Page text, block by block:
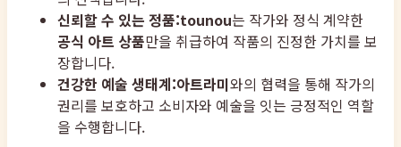
신뢰할 수 있는 정품:tounou는 작가와 정식 계약한
공식 아트 상품만을 취급하여 작품의 진정한 가치를 보
장합니다.
건강한 예술 생태계:아트라미와의 협력을 통해 작가의
권리를 보호하고 소비자와 예술을 잇는 긍정적인 역할
을 수행합니다.